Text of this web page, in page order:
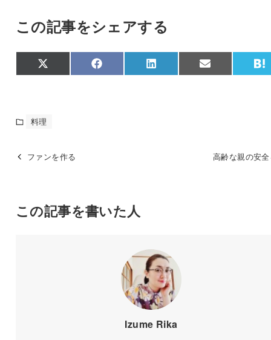
この記事をシェアする
Share
on
X
(
)
Share
on
F
a
Share
on
L
i
Share
on
E
m
H
a
料理
ファンを作る 高齢な親の安
この記事を書いた人
Izume Rika